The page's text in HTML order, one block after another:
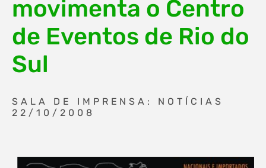
movimenta o Centro
de Eventos de Rio do
Sul
SALA DE IMPRENSA: NOTÍCIAS
22/10/2008